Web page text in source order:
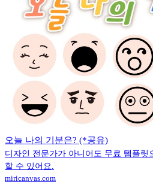
오늘 나의 기분은? (*공유)
디자인 전문가가 아니어도 무료 템플릿
할 수 있어요.
miricanvas.com